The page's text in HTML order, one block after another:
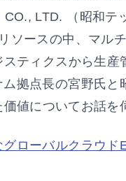
ソーシングサービ
LTD. （昭和テ
ソースの中、マル
ティクスから生産
拠点長の宮野氏と
値についてお話を
ローバルクラウド